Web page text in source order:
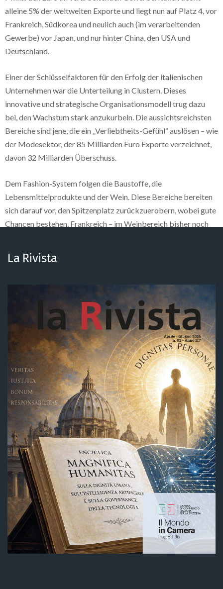
alleine 5% der weltweiten Exporte und liegt nun auf Platz 4, vor
Frankreich, Südkorea und neulich auch (im verarbeitenden
Gewerbe) vor Japan, und nur hinter China, den USA und
Deutschland.
Einer der Schlüsselfaktoren für den Erfolg der italienischen
Unternehmen war die Unterteilung in Clustern. Dieses
innovative und strategische Organisationsmodell trug dazu
bei, den Wachstum stark anzukurbeln. Die aussichtsreichsten
Bereiche sind jene, die ein „Verliebtheits-Gefühl“ auslösen – wie
der Modesektor, der 85 Milliarden Euro Exporte verzeichnet,
davon 32 Milliarden Überschuss.
Dem Fashion-System folgen die Baustoffe, die
Lebensmittelprodukte und der Wein. Diese Bereiche bereiten
sich darauf vor, den Spitzenplatz zurückzuerobern, wobei gute
Chancen bestehen, Frankreich – im Weinbereich bisher noch
Auch der Export von Metallen, Maschinen, Schiffen und
Die innovative Produktionsfähigkeit Italiens liegt auch in
seiner industriellen Zusammensetzung aus ausgezeichneten
und vielfältigen kleinen und mittleren Unternehmen sowie in
den gezielten Investitionen, die ständig versuchen, den Puls der
Zeit zu treffen.
La Rivista